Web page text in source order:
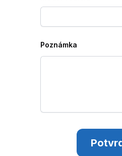
Poznámka